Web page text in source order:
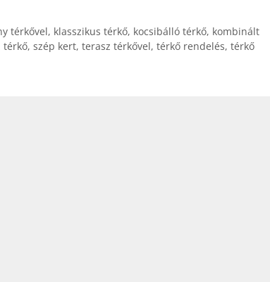
térkővel, klasszikus térkő, kocsibálló térkő, kombinált
térkő, szép kert, terasz térkővel, térkő rendelés, térkő